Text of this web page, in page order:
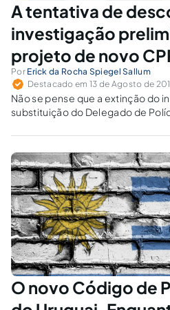
A tentativa de
investigação
projeto de novo
Por Erick da Rocha Spiegel Sallum
Destacado em 13 de Agosto de
Não se pense que a extinção do
substituição do Delegado de
único resultado dessa reforma
de trabalho entre Polícia
O novo Código de